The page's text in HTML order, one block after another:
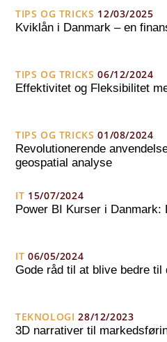
TIPS OG TRICKS 12/03/2025
Kviklån i Danmark – en
TIPS OG TRICKS 06/12/2024
Effektivitet og Fleksibilitet
TIPS OG TRICKS 01/08/2024
Revolutionerende
geospatial analyse
IT 15/07/2024
Power BI Kurser i
IT 06/05/2024
Gode råd til at blive bedre
TEKNOLOGI 28/12/2023
3D narrativer til